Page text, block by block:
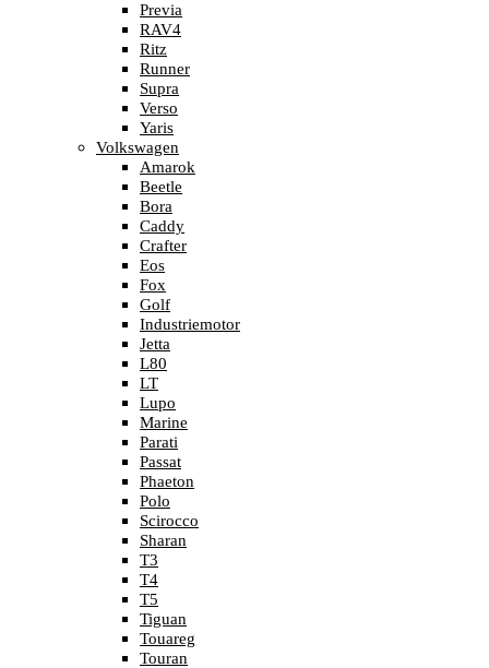
Previa
RAV4
Ritz
Runner
Supra
Verso
Yaris
Volkswagen
Amarok
Beetle
Bora
Caddy
Crafter
Eos
Fox
Golf
Industriemotor
Jetta
L80
LT
Lupo
Marine
Parati
Passat
Phaeton
Polo
Scirocco
Sharan
T3
T4
T5
Tiguan
Touareg
Touran